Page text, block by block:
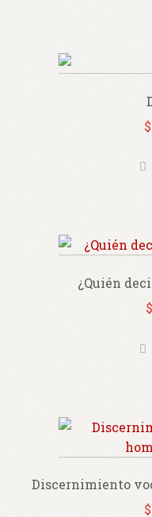
$
¿Quién
$
Discernimiento
$